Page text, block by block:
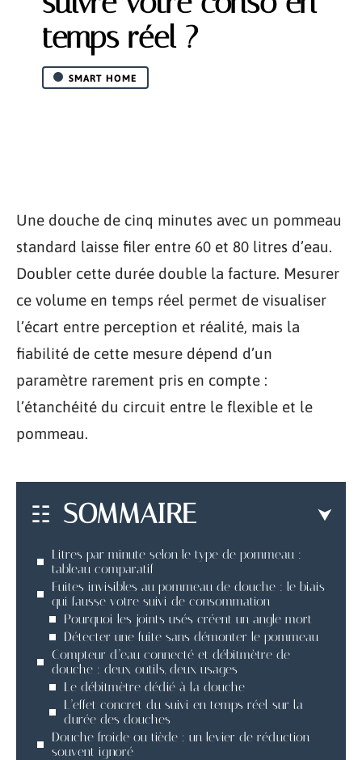
temps réel ?
SMART HOME
Une douche de cinq minutes avec un pommeau
standard laisse filer entre 60 et 80 litres d’eau.
Doubler cette durée double la facture. Mesurer
ce volume en temps réel permet de visualiser
l’écart entre perception et réalité, mais la
fiabilité de cette mesure dépend d’un
paramètre rarement pris en compte :
l’étanchéité du circuit entre le flexible et le
pommeau.
SOMMAIRE
Litres par minute selon le type de pommeau :
tableau comparatif
Fuites invisibles au pommeau de douche : le biais
qui fausse votre suivi de consommation
Pourquoi les joints usés créent un angle mort
Détecter une fuite sans démonter le pommeau
Compteur d’eau connecté et débitmètre de
douche : deux outils, deux usages
Le débitmètre dédié à la douche
L’effet concret du suivi en temps réel sur la
durée des douches
Douche froide ou tiède : un levier de réduction
souvent ignoré